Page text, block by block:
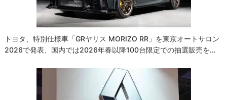
トヨタ、特別仕様車「GRヤリス MORIZO RR」を東京オートサロン
2026で発表、国内では2026年春以降100台限定での抽選販売を…